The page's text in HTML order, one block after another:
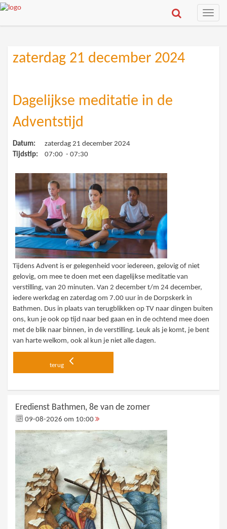
Toggle
zaterdag 21 december 2024
Dagelijkse meditatie in de
Adventstijd
Datum:
zaterdag 21 december 2024
Tijdstip:
07:00 - 07:30
Tijdens Advent is er gelegenheid voor iedereen, gelovig of niet
gelovig, om mee te doen met een dagelijkse meditatie van
verstilling, van 20 minuten. Van 2 december t/m 24 december,
iedere werkdag en zaterdag om 7.00 uur in de Dorpskerk in
Bathmen. Dus in plaats van terugblikken op TV naar dingen buiten
ons, kun je ook op tijd naar bed gaan en in de ochtend mee doen
met de blik naar binnen, in de verstilling. Leuk als je komt, je bent
van harte welkom, ook al kun je niet alle dagen.
terug
Eredienst Bathmen, 8e van de zomer
09-08-2026 om 10:00